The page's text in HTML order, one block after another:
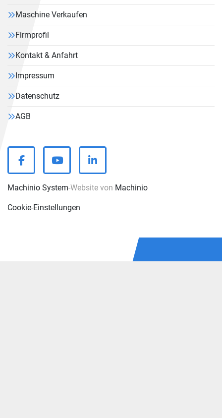
Maschine Verkaufen
Firmprofil
Kontakt & Anfahrt
Impressum
Datenschutz
AGB
facebookyoutubelinkedin
Machinio System-Website von Machinio
Cookie-Einstellungen